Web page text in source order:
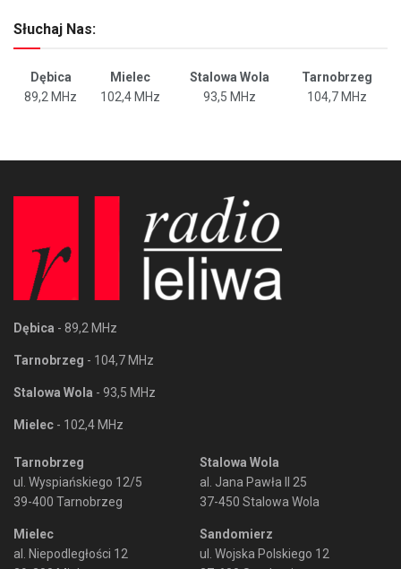
Słuchaj Nas:
Dębica Mielec Stalowa Wola
Tarnobrzeg
89,2 MHz
102,4 MHz 93,5 MHz 104,7 MHz
Dębica - 89,2 MHz
Tarnobrzeg - 104,7 MHz
Stalowa Wola - 93,5 MHz
Mielec - 102,4 MHz
Tarnobrzeg
ul. Wyspiańskiego 12/5
39-400 Tarnobrzeg
Mielec
al. Niepodległości 12
Stalowa Wola
al. Jana Pawła II 25
37-450 Stalowa Wola
Sandomierz
ul. Wojska Polskiego 12